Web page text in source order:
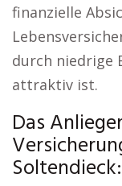
finanzielle
durch niedrige
attraktiv ist.
Das
Soltendieck: